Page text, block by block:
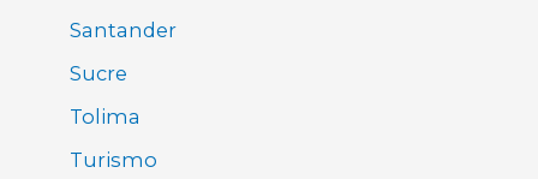
Santander
Sucre
Tolima
Turismo